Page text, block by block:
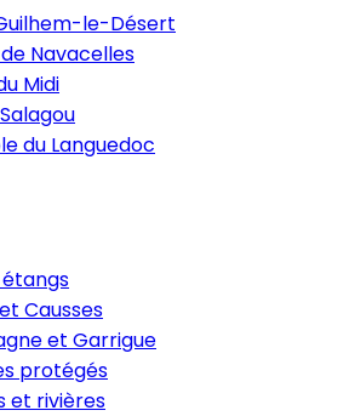
le-Désert
Navacelles
Midi
du Languedoc
Causses
et Garrigue
protégés
et rivières